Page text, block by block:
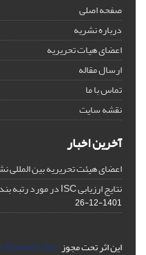
صفحه اصلی
درباره نشریه
اعضای هیات تحریریه
ارسال مقاله
تماس با ما
نقشه سایت
آخرین اخبار
اعضای هیئت تحریریه بین المللی
نتایج ارزیابی ISC در مورد رتبه بندی نشریات علمی کشور در سال 1399
1401-12-26
این اثر تحت مجوزlicenses/by-